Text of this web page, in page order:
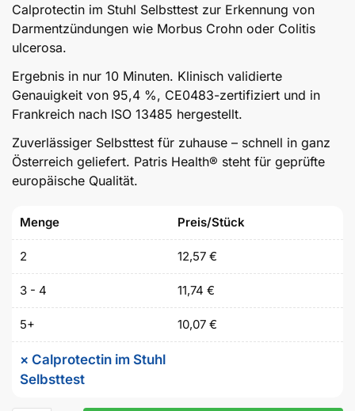
Calprotectin im Stuhl Selbsttest zur Erkennung von
Darmentzündungen wie Morbus Crohn oder Colitis
ulcerosa.
Ergebnis in nur 10 Minuten. Klinisch validierte
Genauigkeit von 95,4 %, CE0483-zertifiziert und in
Frankreich nach ISO 13485 hergestellt.
Zuverlässiger Selbsttest für zuhause – schnell in ganz
Österreich geliefert. Patris Health® steht für geprüfte
europäische Qualität.
Menge Preis/Stück
2 12,57 €
3 - 4 11,74 €
5+ 10,07 €
× Calprotectin im Stuhl
Selbsttest